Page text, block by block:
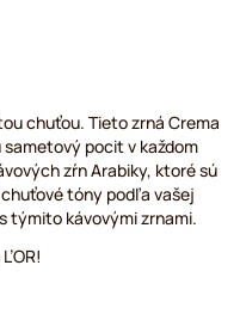
chuťou. Tieto zrná Crema
sametový pocit v každom
zŕn Arabiky, ktoré sú
chuťové tóny podľa vašej
týmito kávovými zrnami.